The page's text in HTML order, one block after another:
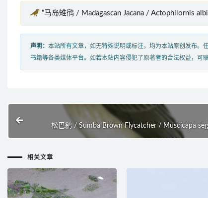
“马岛雉鸻 / Madagascan Jacana / Actophilornis
声明： 本站所有文章，如无特殊说明或标注，均为本站原创发布。
书籍等各类媒体平台。如若本站内容侵犯了原著者的合法权益，可
松巴鹟 / Sumba Brown Flycatcher / Muscicapa
相关文章